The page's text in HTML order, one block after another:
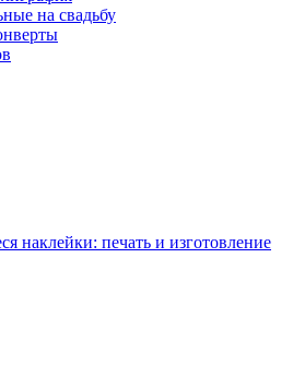
на свадьбу
наклейки: печать и изготовление